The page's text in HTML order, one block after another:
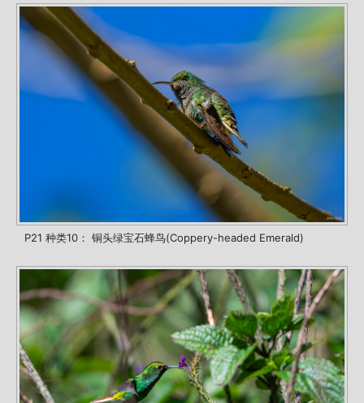
P21 种类10： 铜头绿宝石蜂鸟(Coppery-headed Emerald)